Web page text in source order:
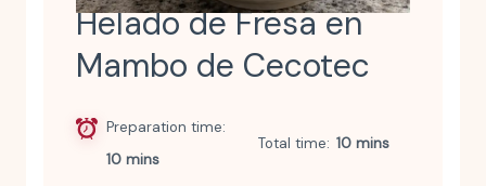
Helado de Fresa en
Mambo de Cecotec
Preparation time
10 mins
Total time 10 mins